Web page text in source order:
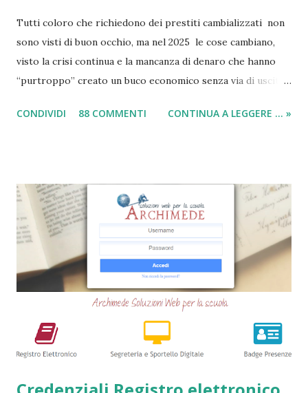
Tutti coloro che richiedono dei prestiti cambializzati non
sono visti di buon occhio, ma nel 2025 le cose cambiano,
visto la crisi continua e la mancanza di denaro che hanno
“purtroppo” creato un buco economico senza via di uscita
ancora da varie compagnie in Italia. Nella seguente guida,
altrettante hanno deciso di non concedere più queste
tipologie di prestiti a cambiali. Comunque sia, ancora oggi
esiste qualche possibilità, (fortunatamente per molti
cittadini) di accedere a questi prodotti. Ecco perchè
abbiamo deciso di creare questa guida dettagliata. Nel
frattempo, se volete potete anche consultare le seguenti
guide => Come accedere a prestiti dopo essere stati
segnalati al Crif - Prest...
CONDIVIDI 88 COMMENTI CONTINUA A LEGGERE ... »